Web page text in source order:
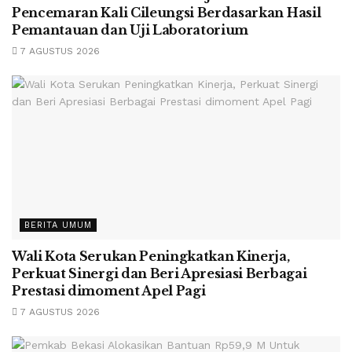
Pencemaran Kali Cileungsi Berdasarkan Hasil
Pemantauan dan Uji Laboratorium
7 AGUSTUS 2026
BERITA UMUM
Wali Kota Serukan Peningkatkan Kinerja,
Perkuat Sinergi dan Beri Apresiasi Berbagai
Prestasi dimoment Apel Pagi
7 AGUSTUS 2026